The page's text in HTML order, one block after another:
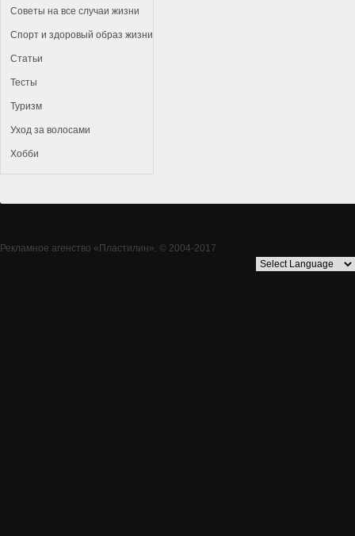
Советы на все случаи жизни
Спорт и здоровый образ жизни
Статьи
Тесты
Туризм
Уход за волосами
Хобби
Рекламное агенство «Пластилин». © 2004-2017